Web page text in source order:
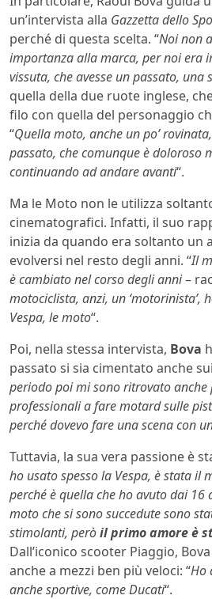
un’intervista alla Gazzetta dello
perché di questa scelta. “Noi non
importanza alla marca, per noi era
vissuta, che avesse un passato, una
quella della due ruote inglese,
filo con quella del personaggio
“Quella moto, anche un po’
passato, che comunque è doloroso
continuando ad andare avanti“.
Ma le Moto non le utilizza
cinematografici. Infatti, il suo
inizia da quando era soltanto un
evolversi nel resto degli anni. “Il
è cambiato nel corso degli anni–
motociclista, anzi, un ‘motorinista’,
Vespa, le moto“.
Poi, nella stessa intervista, Bova
passato si sia cimentato anche
periodo poi mi sono ritrovato anche
professionali a fare motard sulle
perché dovevo fare una scena con
Tuttavia, la sua vera passione è
ho usato spesso la Vespa, è stata il
perché è quella che ho avuto dai 16
moto che si sono succedute sono
stimolanti, peròil primo amore è
Dall’iconico scooter Piaggio,
anche a mezzi ben più veloci: “Ho
anche sportive, come Ducati“.